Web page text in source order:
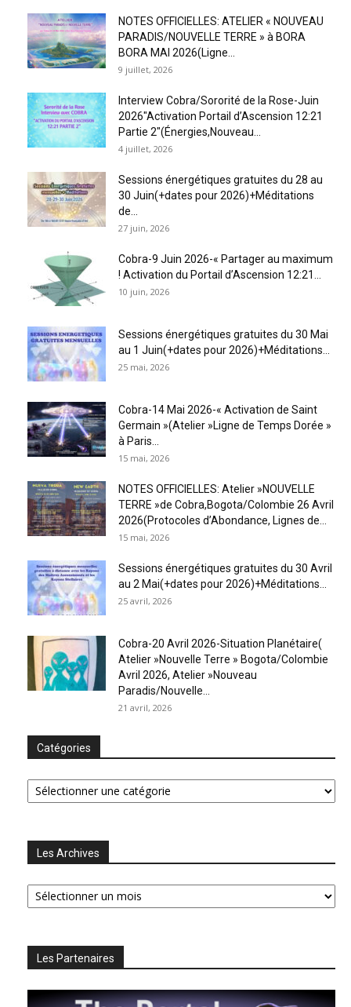
NOTES OFFICIELLES: ATELIER « NOUVEAU
PARADIS/NOUVELLE TERRE » à BORA
BORA MAI 2026(Ligne...
9 juillet, 2026
Interview Cobra/Sororité de la Rose-Juin
2026″Activation Portail d’Ascension 12:21
Partie 2″(Énergies,Nouveau...
4 juillet, 2026
Sessions énergétiques gratuites du 28 au
30 Juin(+dates pour 2026)+Méditations
de...
27 juin, 2026
Cobra-9 Juin 2026-« Partager au maximum
! Activation du Portail d’Ascension 12:21...
10 juin, 2026
Sessions énergétiques gratuites du 30 Mai
au 1 Juin(+dates pour 2026)+Méditations...
25 mai, 2026
Cobra-14 Mai 2026-« Activation de Saint
Germain »(Atelier »Ligne de Temps Dorée »
à Paris...
15 mai, 2026
NOTES OFFICIELLES: Atelier »NOUVELLE
TERRE »de Cobra,Bogota/Colombie 26 Avril
2026(Protocoles d’Abondance, Lignes de...
15 mai, 2026
Sessions énergétiques gratuites du 30 Avril
au 2 Mai(+dates pour 2026)+Méditations...
25 avril, 2026
Cobra-20 Avril 2026-Situation Planétaire(
Atelier »Nouvelle Terre » Bogota/Colombie
Avril 2026, Atelier »Nouveau
Paradis/Nouvelle...
21 avril, 2026
Catégories
Catégories
Les Archives
Les
Archives
Les Partenaires